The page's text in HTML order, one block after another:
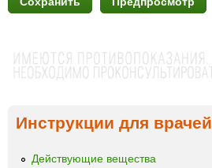
Инструкции для врачей
Действующие вещества